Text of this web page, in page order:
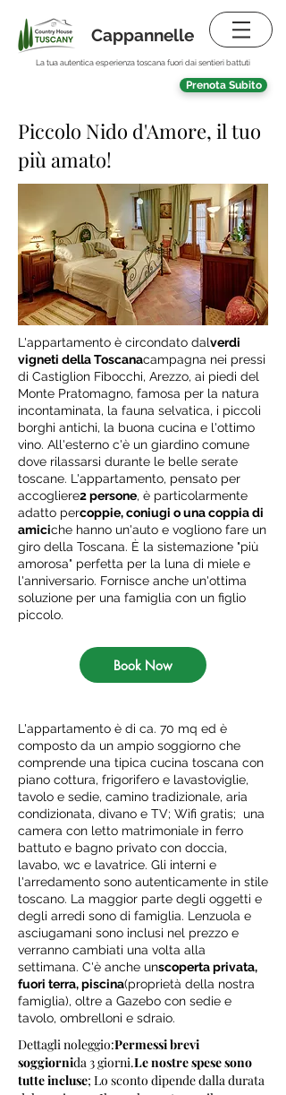
Cappannelle
La tua autentica esperienza toscana fuori dai sentieri battuti
Prenota Subito
Piccolo Nido d'Amore, il tuo
più amato!
L'appartamento è circondato dalverdi
vigneti della Toscanacampagna nei pressi
di Castiglion Fibocchi, Arezzo, ai piedi del
Monte Pratomagno, famosa per la natura
incontaminata, la fauna selvatica, i piccoli
borghi antichi, la buona cucina e l'ottimo
vino. All'esterno c'è un giardino comune
dove rilassarsi durante le belle serate
toscane. L'appartamento, pensato per
accogliere2 persone, è particolarmente
adatto percoppie, coniugi o una coppia di
amiciche hanno un'auto e vogliono fare un
giro della Toscana. È la sistemazione "più
amorosa" perfetta per la luna di miele e
l'anniversario. Fornisce anche un'ottima
soluzione per una famiglia con un figlio
piccolo.
Book Now
L'appartamento è di ca. 70 mq ed è
composto da un ampio soggiorno che
comprende una tipica cucina toscana con
piano cottura, frigorifero e lavastoviglie,
tavolo e sedie, camino tradizionale, aria
condizionata, divano e TV; Wifi gratis; una
camera con letto matrimoniale in ferro
battuto e bagno privato con doccia,
lavabo, wc e lavatrice. Gli interni e
l'arredamento sono autenticamente in stile
toscano. La maggior parte degli oggetti e
degli arredi sono di famiglia. Lenzuola e
asciugamani sono inclusi nel prezzo e
verranno cambiati una volta alla
settimana. C'è anche unscoperta privata,
fuori terra, piscina(proprietà della nostra
famiglia), oltre a Gazebo con sedie e
tavolo, ombrelloni e sdraio.
Dettagli noleggio:Permessi brevi
soggiornida 3 giorni.Le nostre spese sono
tutte incluse; Lo sconto dipende dalla durata